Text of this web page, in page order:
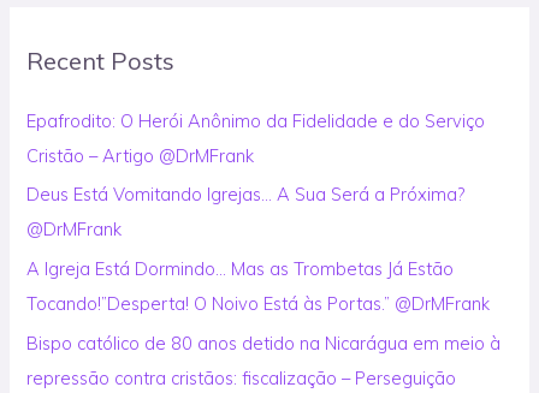
c
f
o
r
:
Recent Posts
Epafrodito: O Herói Anônimo da Fidelidade e do Serviço
Cristão – Artigo @DrMFrank
Deus Está Vomitando Igrejas… A Sua Será a Próxima?
@DrMFrank
A Igreja Está Dormindo… Mas as Trombetas Já Estão
Tocando!”Desperta! O Noivo Está às Portas.” @DrMFrank
Bispo católico de 80 anos detido na Nicarágua em meio à
repressão contra cristãos: fiscalização – Perseguição